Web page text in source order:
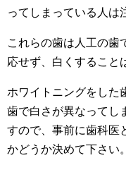
ってしまっている人は
これらの歯は人工の歯
応せず、白くすること
ホワイトニングをした
歯で白さが異なってし
すので、事前に歯科医
かどうか決めて下さい。